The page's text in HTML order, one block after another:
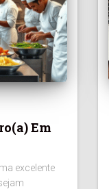
Em
excelente